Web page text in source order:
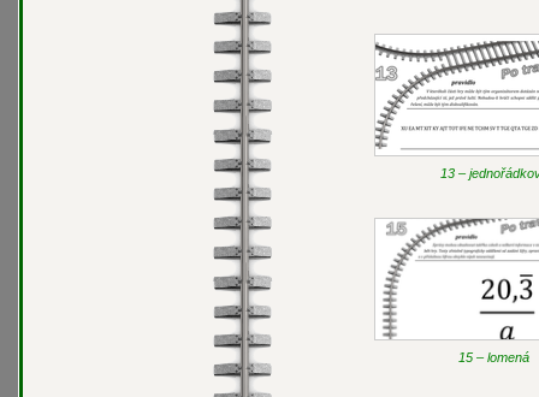
13 –
15 – lomená